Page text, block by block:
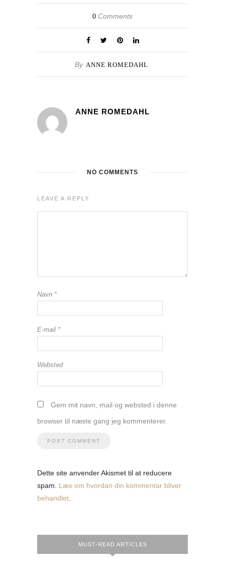
0 Comments
By ANNE ROMEDAHL
ANNE ROMEDAHL
NO COMMENTS
LEAVE A REPLY
Navn *
E-mail *
Websted
Gem mit navn, mail og websted i denne
browser til næste gang jeg kommenterer.
Dette site anvender Akismet til at reducere
spam. Læs om hvordan din kommentar bliver
behandlet
MUST-READ ARTICLES